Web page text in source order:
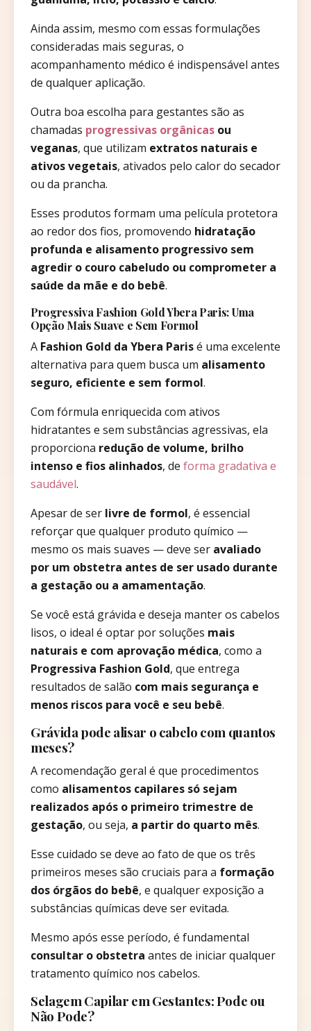
Ainda assim, mesmo com essas formulações
consideradas mais seguras, o
acompanhamento médico é indispensável antes
de qualquer aplicação.
Outra boa escolha para gestantes são as
chamadas progressivas orgânicas ou
veganas, que utilizam extratos naturais e
ativos vegetais, ativados pelo calor do secador
ou da prancha.
Esses produtos formam uma película protetora
ao redor dos fios, promovendo hidratação
profunda e alisamento progressivo sem
agredir o couro cabeludo ou comprometer a
saúde da mãe e do bebê.
Progressiva Fashion Gold Ybera Paris: Uma
Opção Mais Suave e Sem Formol
A Fashion Gold da Ybera Parisé uma excelente
alternativa para quem busca um alisamento
seguro, eficiente e sem formol.
Com fórmula enriquecida com ativos
hidratantes e sem substâncias agressivas, ela
proporciona redução de volume, brilho
intenso e fios alinhados, de forma gradativa e
saudável.
Apesar de ser livre de formol, é essencial
reforçar que qualquer produto químico —
mesmo os mais suaves — deve ser avaliado
por um obstetra antes de ser usado durante
a gestação ou a amamentação.
Se você está grávida e deseja manter os cabelos
lisos, o ideal é optar por soluções mais
naturais e com aprovação médica, como a
Progressiva Fashion Gold, que entrega
resultados de salão com mais segurança e
menos riscos para você e seu bebê.
Grávida pode alisar o cabelo com quantos
meses?
A recomendação geral é que procedimentos
como alisamentos capilares só sejam
realizados após o primeiro trimestre de
gestação, ou seja, a partir do quarto mês.
Esse cuidado se deve ao fato de que os três
primeiros meses são cruciais para a formação
dos órgãos do bebê, e qualquer exposição a
substâncias químicas deve ser evitada.
Mesmo após esse período, é fundamental
consultar o obstetra antes de iniciar qualquer
tratamento químico nos cabelos.
Selagem Capilar em Gestantes: Pode ou
Não Pode?